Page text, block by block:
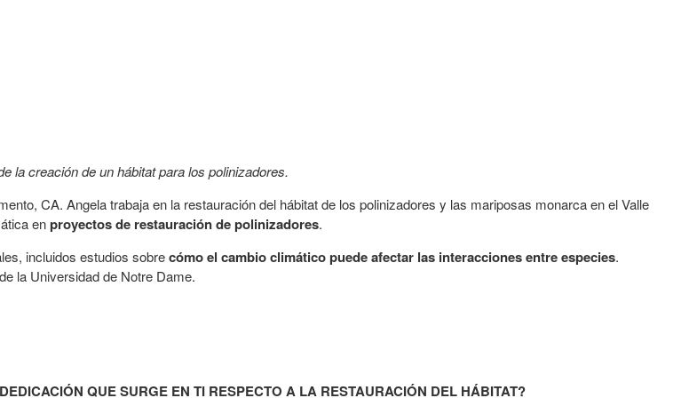
la creación de un hábitat para los polinizadores.
CA. Angela trabaja en la restauración del hábitat de los polinizadores y las mariposas monarca en el Valle
enproyectos de restauración de polinizadores.
incluidos estudios sobrecómo el cambio climático puede afectar las interacciones entre especies.
la Universidad de Notre Dame.
QUE SURGE EN TI RESPECTO A LA RESTAURACIÓN DEL HÁBITAT?